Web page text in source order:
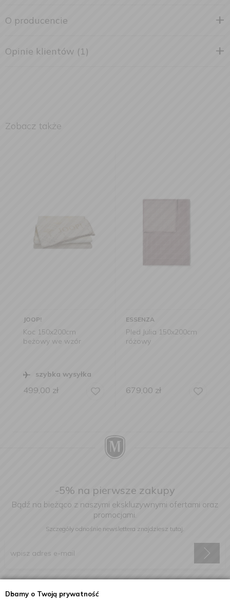
Dbamy o Twoją prywatność
O producencie
Opinie klientów (1)
Zobacz także
JOOP!
Koc 150x200cm
beżowy we wzór
szybka wysyłka
499,00 zł
ESSENZA
Pled Julia 150x200cm
różowy
679,00 zł
-5% na pierwsze zakupy
Bądź na bieżąco z naszymi ekskluzywnymi ofertami oraz
promocjami.
Szczegóły odnośnie newslettera znajdziesz tutaj.
elektroniczną na podany adres e-mail.